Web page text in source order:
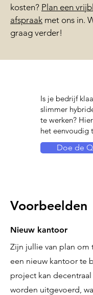
kosten? Plan een
afspraak met ons in.
graag verder!
Is je bedrijf
slimmer
te werken?​
het eenvoudig
Doe de
Voorbeelden
Nieuw kantoor
Zijn jullie van plan om
een nieuw kantoor te
project kan
worden uitgevoerd,